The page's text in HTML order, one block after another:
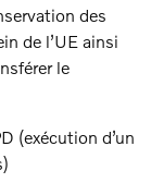
des
de l’UE ainsi
le
(exécution d’un